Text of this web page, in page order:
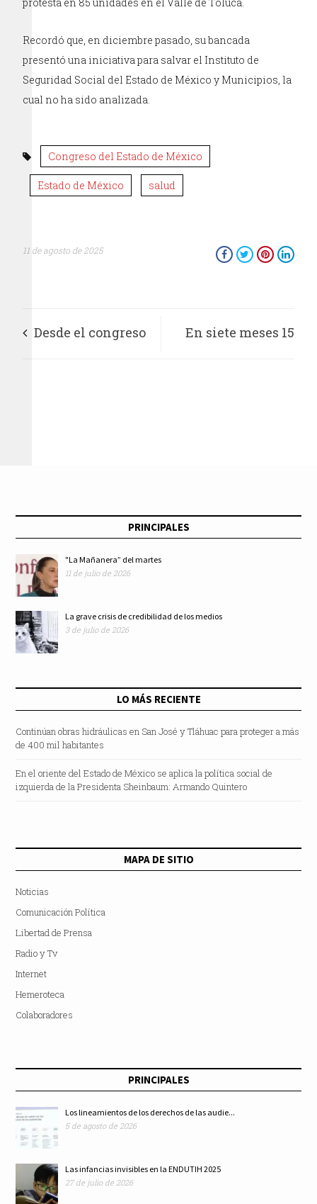
Recordó que, en diciembre pasado, su bancada
presentó una iniciativa para salvar el Instituto de
Seguridad Social del Estado de México y Municipios, la
cual no ha sido analizada.
Congreso del Estado de México
Estado de México salud
11 de agosto de 2025
Desde el congreso En siete meses 15
PRINCIPALES
"La Mañanera” del martes
11 de julio de 2026
La grave crisis de credibilidad de los medios
3 de julio de 2026
LO MÁS RECIENTE
Continúan obras hidráulicas en San José y Tláhuac para proteger a más
de 400 mil habitantes
En el oriente del Estado de México se aplica la política social de
izquierda de la Presidenta Sheinbaum: Armando Quintero
MAPA DE SITIO
Noticias
Comunicación Política
Libertad de Prensa
Radio y Tv
Internet
Hemeroteca
Colaboradores
PRINCIPALES
Los lineamientos de los derechos de las audie...
5 de agosto de 2026
Las infancias invisibles en la ENDUTIH 2025
27 de julio de 2026